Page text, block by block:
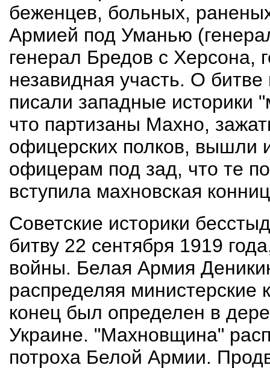
беженцев, больных,
Армией под Уманью
генерал Бредов с
незавидная участь. О
писали западные историки
что партизаны Махно,
офицерских полков, вышли
офицерам под зад, что те
вступила махновская
Советские историки
битву 22 сентября 1919
войны. Белая Армия
распределяя
конец был определен в
Украине. "Махновщина"
потроха Белой Армии.